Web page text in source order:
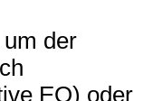
der
EQ) oder